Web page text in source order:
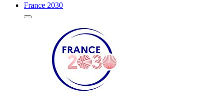
France 2030